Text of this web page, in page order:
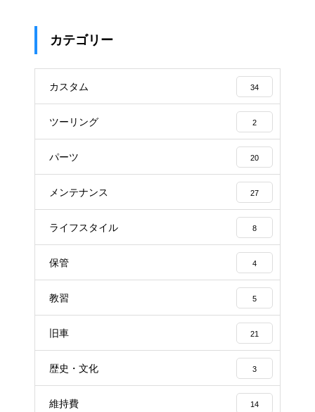
カテゴリー
カスタム 34
ツーリング 2
パーツ 20
メンテナンス 27
ライフスタイル 8
保管 4
教習 5
旧車 21
歴史・文化 3
維持費 14